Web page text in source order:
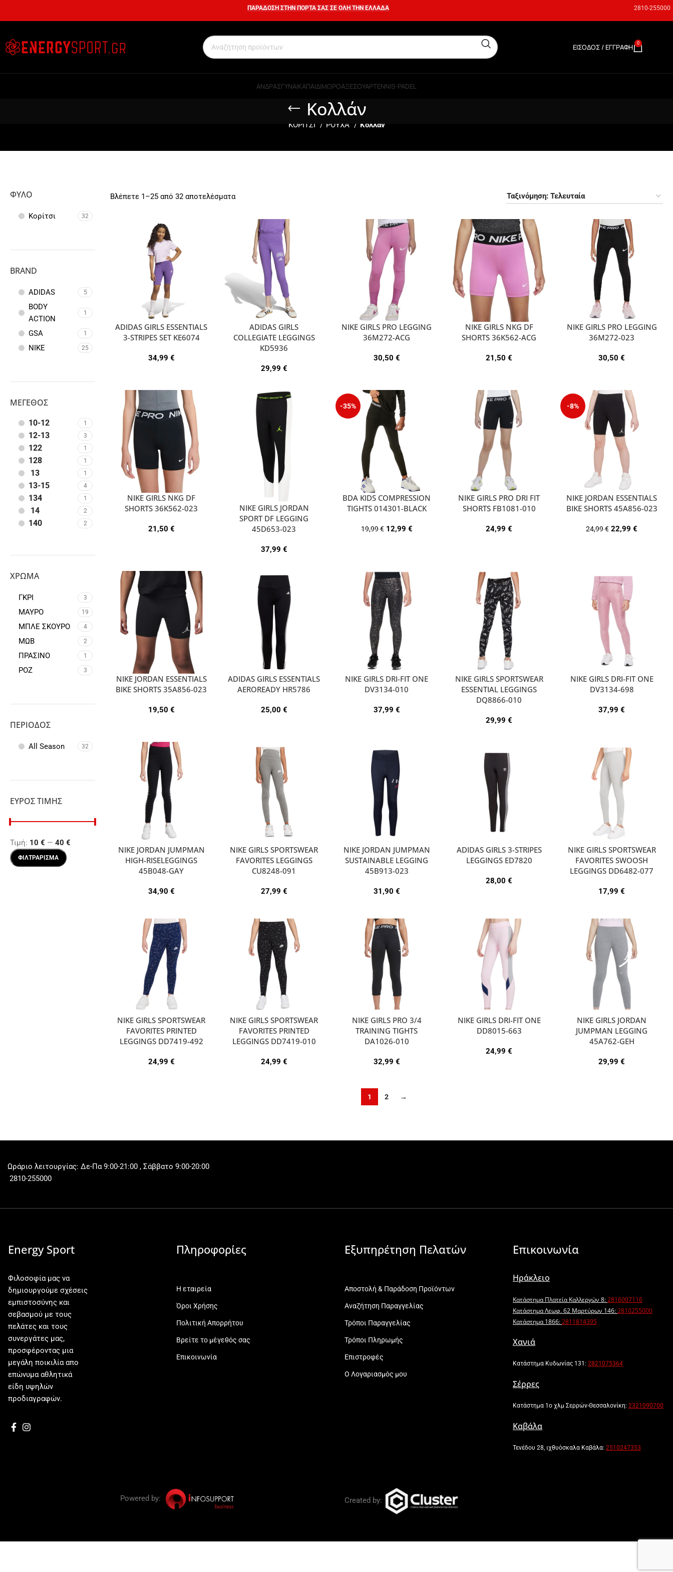
ΠΑΡΑΔΟΣΗ ΣΤΗΝ ΠΟΡΤΑ ΣΑΣ ΣΕ ΟΛΗ ΤΗΝ ΕΛΛΑΔΑ 2810-255000
ΕΊΣΟΔΟΣ / ΕΓΓΡΑΦΉ 0
ΑΝΔΡΑΣΓΥΝΑΙΚΑΠΑΙΔΙΜΩΡΟΑΞΕΣΟΥΑΡTENNIS-PADEL
Κολλάν
ΚΟΡΙΤΣΙ ΡΟΥΧΑ Κολλάν
ΦΎΛΟ
Κορίτσι 32
BRAND
ADIDAS 5
BODY
ACTION
1
GSA 1
NIKE 25
ΜΈΓΕΘΟΣ
10-12 1
12-13 3
122 1
128 1
13 1
13-15 4
134 1
14 2
140 2
170
3-4 4
4-5 5
5-6 5
6-7 5
8-10 2
XS 2
XL
ΧΡΏΜΑ
ΓΚΡΙ 3
ΜΑΥΡΟ 19
ΜΠΛΕ ΣΚΟΥΡΟ 4
ΜΩΒ 2
ΠΡΑΣΙΝΟ 1
ΡΟΖ 3
ΠΕΡΊΟΔΟΣ
All Season 32
ΕΎΡΟΣ ΤΙΜΉΣ
ΦΙΛΤΡΆΡΙΣΜΑ
Τιμή: 10 € — 40 €
Βλέπετε 1–25 από 32 αποτελέσματα
ADIDAS GIRLS ESSENTIALS
3-STRIPES SET KE6074
34,99 €
ADIDAS GIRLS
COLLEGIATE LEGGINGS
KD5936
29,99 €
NIKE GIRLS PRO LEGGING
36M272-ACG
30,50 €
NIKE GIRLS NKG DF
SHORTS 36K562-ACG
21,50€
NIKE GIRLS PRO LEGGING
36M272-023
30,50€
NIKE GIRLS NKG DF
SHORTS 36K562-023
21,50 €
NIKE GIRLS JORDAN
SPORT DF LEGGING
45D653-023
37,99 €
-35%
BDA KIDS COMPRESSION
TIGHTS 014301-BLACK
19,99€ 12,99 €
NIKE GIRLS PRO DRI FIT
SHORTS FB1081-010
24,99€
-8%
NIKE JORDAN ESSENTIALS
BIKE SHORTS 45A856-023
24,99€ 22,99€
NIKE JORDAN ESSENTIALS
BIKE SHORTS 35A856-023
19,50 €
ADIDAS GIRLS ESSENTIALS
AEROREADY HR5786
25,00 €
NIKE GIRLS DRI-FIT ONE
DV3134-010
37,99 €
NIKE GIRLS SPORTSWEAR
ESSENTIAL LEGGINGS
DQ8866-010
29,99€
NIKE GIRLS DRI-FIT ONE
DV3134-698
37,99€
NIKE JORDAN JUMPMAN
HIGH-RISELEGGINGS
45B048-GAY
34,90 €
NIKE GIRLS SPORTSWEAR
FAVORITES LEGGINGS
CU8248-091
27,99 €
NIKE JORDAN JUMPMAN
SUSTAINABLE LEGGING
45B913-023
31,90 €
ADIDAS GIRLS 3-STRIPES
LEGGINGS ED7820
28,00€
NIKE GIRLS SPORTSWEAR
FAVORITES SWOOSH
LEGGINGS DD6482-077
17,99€
NIKE GIRLS SPORTSWEAR
FAVORITES PRINTED
LEGGINGS DD7419-492
24,99 €
NIKE GIRLS SPORTSWEAR
FAVORITES PRINTED
LEGGINGS DD7419-010
24,99 €
NIKE GIRLS PRO 3/4
TRAINING TIGHTS
DA1026-010
32,99 €
NIKE GIRLS DRI-FIT ONE
DD8015-663
24,99€
NIKE GIRLS JORDAN
JUMPMAN LEGGING
45A762-GEH
29,99€
1 2 →
Ωράριο λειτουργίας: Δε-Πα 9:00-21:00 , Σάββατο 9:00-20:00
2810-255000
Energy Sport
Φιλοσοφία μας να
δημιουργούμε σχέσεις
εμπιστοσύνης και
σεβασμού με τους
πελάτες και τους
συνεργάτες μας,
προσφέροντας μια
μεγάλη ποικιλία απο
επώνυμα αθλητικά
είδη υψηλών
προδιαγραφών.
Πληροφορίες
Η εταιρεία
Όροι Χρήσης
Πολιτική Απορρήτου
Βρείτε το μέγεθός σας
Επικοινωνία
Εξυπηρέτηση Πελατών
Αποστολή & Παράδοση Προϊόντων
Αναζήτηση Παραγγελίας
Τρόποι Παραγγελίας
Τρόποι Πληρωμής
Επιστροφές
Ο Λογαριασμός μου
Επικοινωνία
Ηράκλειο
Κατάστημα Πλατεία Καλλεργών 8:2816007116
Κατάστημα Λεωφ. 62 Μαρτύρων 146:2810255000
Κατάστημα 1866:2811814395
Χανιά
Κατάστημα Κυδωνίας 131: 2821075364
Σέρρες
Κατάστημα 1ο χλμ Σερρών-Θεσσαλονίκη: 2321090700
Καβάλα
Τενέδου 28, ιχθυόσκαλα Καβάλα: 2510247353
Powered by: Created by: